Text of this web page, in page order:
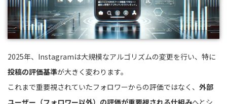
2025年、Instagramは大規模なアルゴリズムの変更を行い、特に
投稿の評価基準が大きく変わります。
これまで重要視されていたフォロワーからの評価ではなく、 外部
ユーザー（フォロワー以外）の評価が重要視される仕組みへとシ